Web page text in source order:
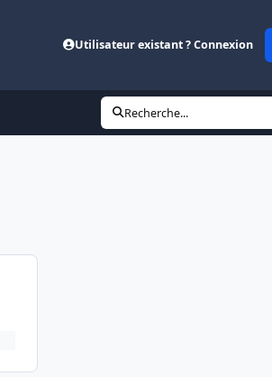
Utilisateur existant ? Connexion
Recherche...